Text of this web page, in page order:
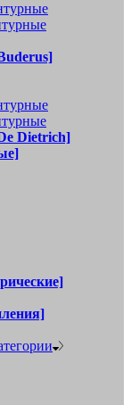
Dietrich]